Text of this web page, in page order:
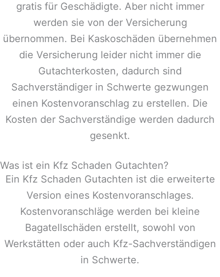
gratis für Geschädigte. Aber nicht immer
werden sie von der Versicherung
übernommen. Bei Kaskoschäden übernehmen
die Versicherung leider nicht immer die
Gutachterkosten, dadurch sind
Sachverständiger in Schwerte gezwungen
einen Kostenvoranschlag zu erstellen. Die
Kosten der Sachverständige werden dadurch
gesenkt.
Was ist ein Kfz Schaden Gutachten?
Ein Kfz Schaden Gutachten ist die erweiterte
Version eines Kostenvoranschlages.
Kostenvoranschläge werden bei kleine
Bagatellschäden erstellt, sowohl von
Werkstätten oder auch Kfz-Sachverständigen
in Schwerte.